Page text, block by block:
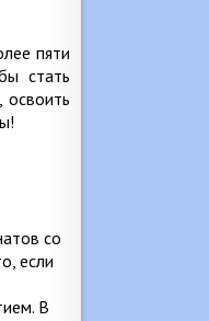
пяти
стать
со
если
В